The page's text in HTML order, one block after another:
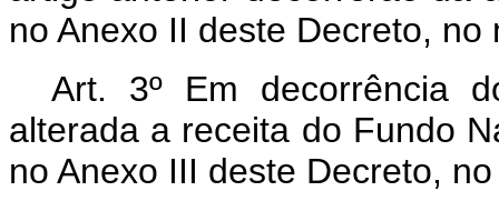
no Anexo II deste Decreto,
Art. 3º Em decorrência
alterada a receita do Fundo
no Anexo III deste Decreto,